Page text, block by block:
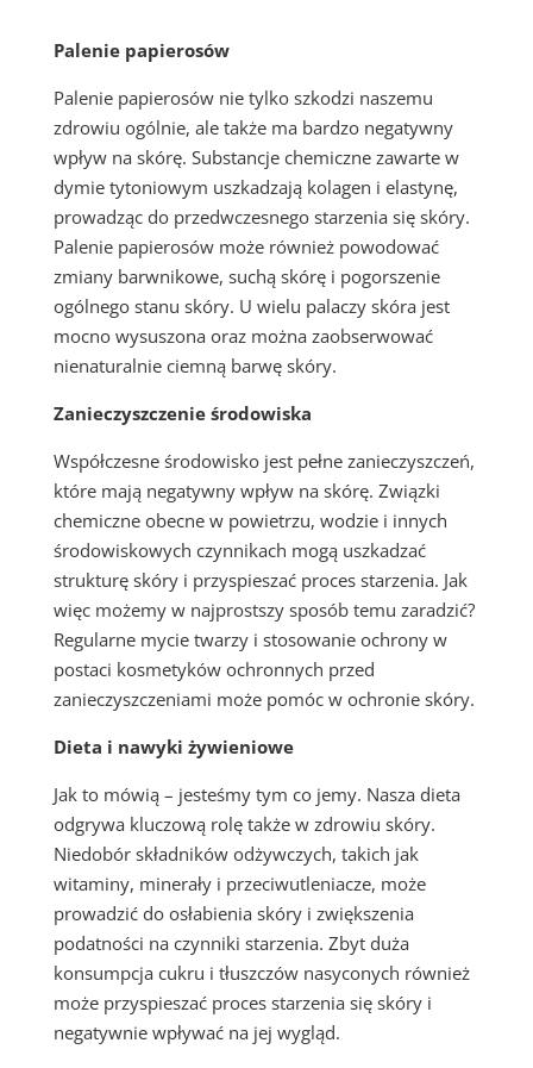
Palenie papierosów
Palenie papierosów nie tylko szkodzi naszemu
zdrowiu ogólnie, ale także ma bardzo negatywny
wpływ na skórę. Substancje chemiczne zawarte w
dymie tytoniowym uszkadzają kolagen i elastynę,
prowadząc do przedwczesnego starzenia się skóry.
Palenie papierosów może również powodować
zmiany barwnikowe, suchą skórę i pogorszenie
ogólnego stanu skóry. U wielu palaczy skóra jest
mocno wysuszona oraz można zaobserwować
nienaturalnie ciemną barwę skóry.
Zanieczyszczenie środowiska
Współczesne środowisko jest pełne zanieczyszczeń,
które mają negatywny wpływ na skórę. Związki
chemiczne obecne w powietrzu, wodzie i innych
środowiskowych czynnikach mogą uszkadzać
strukturę skóry i przyspieszać proces starzenia. Jak
więc możemy w najprostszy sposób temu zaradzić?
Regularne mycie twarzy i stosowanie ochrony w
postaci kosmetyków ochronnych przed
zanieczyszczeniami może pomóc w ochronie skóry.
Dieta i nawyki żywieniowe
Jak to mówią – jesteśmy tym co jemy. Nasza dieta
odgrywa kluczową rolę także w zdrowiu skóry.
Niedobór składników odżywczych, takich jak
witaminy, minerały i przeciwutleniacze, może
prowadzić do osłabienia skóry i zwiększenia
podatności na czynniki starzenia. Zbyt duża
konsumpcja cukru i tłuszczów nasyconych również
może przyspieszać proces starzenia się skóry i
negatywnie wpływać na jej wygląd.